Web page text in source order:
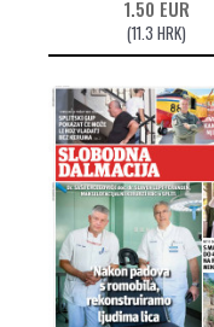
1.50 EUR
(11.3 HRK)